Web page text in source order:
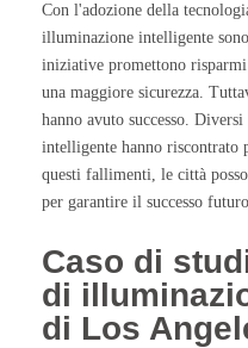
Con l'adozione della
illuminazione intelligente
iniziative promettono
una maggiore sicurezza.
hanno avuto successo.
intelligente hanno
questi fallimenti, le città
per garantire il successo
Caso di
di
di Los